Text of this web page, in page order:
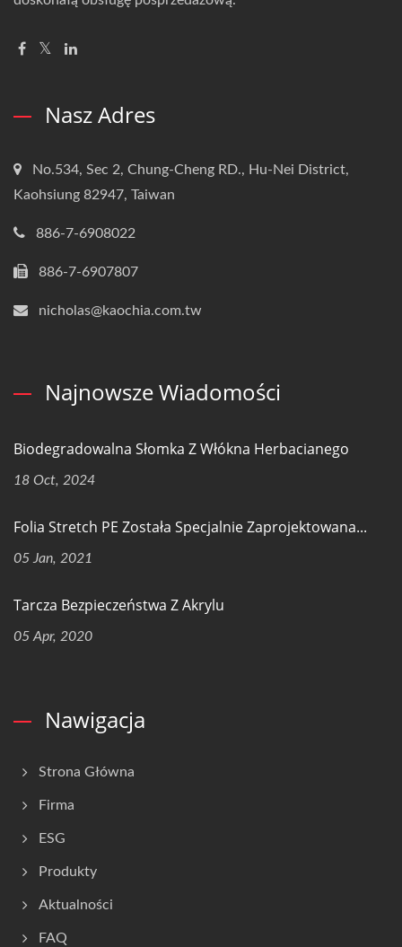
Nasz Adres
No.534, Sec 2, Chung-Cheng RD., Hu-Nei District,
Kaohsiung 82947, Taiwan
886-7-6908022
886-7-6907807
nicholas@kaochia.com.tw
Najnowsze Wiadomości
Biodegradowalna Słomka Z Włókna Herbacianego
18 Oct, 2024
Folia Stretch PE Została Specjalnie Zaprojektowana...
05 Jan, 2021
Tarcza Bezpieczeństwa Z Akrylu
05 Apr, 2020
Nawigacja
Strona Główna
Firma
ESG
Produkty
Aktualności
FAQ